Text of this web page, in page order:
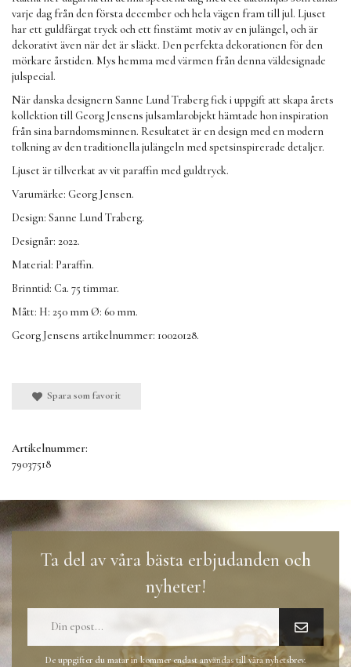
varje dag från den första december och hela vägen fram till jul. Ljuset
har ett guldfärgat tryck och ett finstämt motiv av en julängel, och är
dekorativt även när det är släckt. Den perfekta dekorationen för den
mörkare årstiden. Mys hemma med värmen från denna väldesignade
julspecial.
När danska designern Sanne Lund Traberg fick i uppgift att skapa årets
kollektion till Georg Jensens julsamlarobjekt hämtade hon inspiration
från sina barndomsminnen. Resultatet är en design med en modern
tolkning av den traditionella julängeln med spetsinspirerade detaljer.
Ljuset är tillverkat av vit paraffin med guldtryck.
Varumärke: Georg Jensen.
Design: Sanne Lund Traberg.
Designår: 2022.
Material: Paraffin.
Brinntid: Ca. 75 timmar.
Mått: H: 250 mm Ø: 60 mm.
Georg Jensens artikelnummer: 10020128.
Spara som favorit
Artikelnummer:
79037518
Ta del av våra bästa erbjudanden och
nyheter!
De uppgifter du matar in kommer endast användas till våra nyhetsbrev.